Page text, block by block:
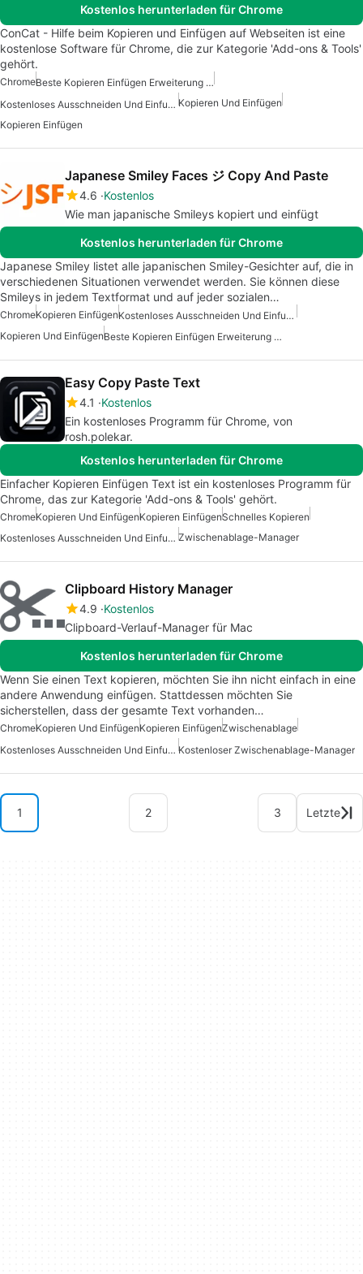
Kostenlos herunterladen für Chrome
ConCat - Hilfe beim Kopieren und Einfügen auf Webseiten ist eine
kostenlose Software für Chrome, die zur Kategorie 'Add-ons & Tools'
gehört.
Chrome
Beste Kopieren Einfügen Erweiterung Für Chrome
Kostenloses Ausschneiden Und Einfuegen Kopieren Und Einfügen
Kopieren Einfügen
Japanese Smiley Faces ジ Copy And Paste
4.6 Kostenlos
Wie man japanische Smileys kopiert und einfügt
Kostenlos herunterladen für Chrome
Japanese Smiley listet alle japanischen Smiley-Gesichter auf, die in
verschiedenen Situationen verwendet werden. Sie können diese
Smileys in jedem Textformat und auf jeder sozialen…
ChromeKopieren Einfügen
Kostenloses Ausschneiden Und Einfuegen
Kopieren Und Einfügen
Beste Kopieren Einfügen Erweiterung Für Chrome
Easy Copy Paste Text
4.1
Kostenlos
Ein kostenloses Programm für Chrome, von
rosh.polekar.
Kostenlos herunterladen für Chrome
Einfacher Kopieren Einfügen Text ist ein kostenloses Programm für
Chrome, das zur Kategorie 'Add-ons & Tools' gehört.
ChromeKopieren Und EinfügenKopieren EinfügenSchnelles Kopieren
Kostenloses Ausschneiden Und Einfuegen Zwischenablage-Manager
Clipboard History Manager
4.9 Kostenlos
Clipboard-Verlauf-Manager für Mac
Kostenlos herunterladen für Chrome
Wenn Sie einen Text kopieren, möchten Sie ihn nicht einfach in eine
andere Anwendung einfügen. Stattdessen möchten Sie
sicherstellen, dass der gesamte Text vorhanden…
ChromeKopieren Und EinfügenKopieren EinfügenZwischenablage
Kostenloses Ausschneiden Und Einfuegen Kostenloser Zwischenablage-Manager
1 2 3 Letzte